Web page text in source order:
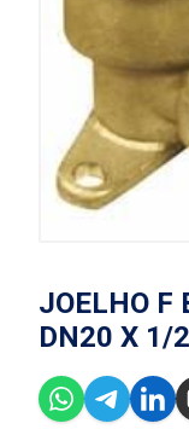
JOELHO F
DN20 X 1/2